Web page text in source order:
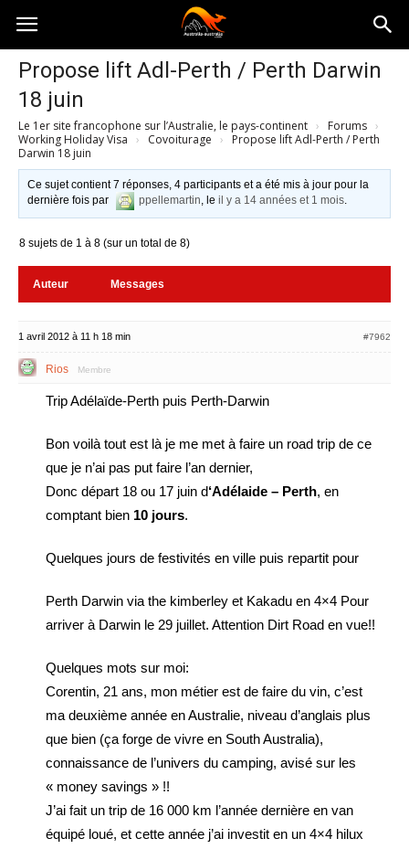
Australia-
australie.com
Propose lift Adl-Perth / Perth Darwin
18 juin
Le 1er site francophone sur l’Australie, le pays-continent › Forums ›
Working Holiday Visa › Covoiturage ›
Propose lift Adl-Perth / Perth
Darwin 18 juin
Ce sujet contient 7 réponses, 4 participants et a été mis à jour pour la
dernière fois par
ppellemartin, leil y a 14 années et 1 mois.
8 sujets de 1 à 8 (sur un total de 8)
Auteur Messages
1 avril 2012 à 11 h 18 min #7962
Rios Membre
Trip Adélaïde-Perth puis Perth-Darwin
Bon voilà tout est là je me met à faire un road trip de ce
que je n’ai pas put faire l’an dernier,
Donc départ 18 ou 17 juin d‘Adélaide – Perth, en
comptant bien 10 jours.
Quelques jours de festivités en ville puis repartit pour
Perth Darwin via the kimberley et Kakadu en 4×4 Pour
arriver à Darwin le 29 juillet. Attention Dirt Road en vue!!
Quelques mots sur moi:
Corentin, 21 ans, mon métier est de faire du vin, c’est
ma deuxième année en Australie, niveau d’anglais plus
que bien (ça forge de vivre en South Australia),
connaissance de l’univers du camping, avisé sur les
« money savings » !!
J’ai fait un trip de 16 000 km l’année dernière en van
équipé loué, et cette année j’ai investit en un 4×4 hilux